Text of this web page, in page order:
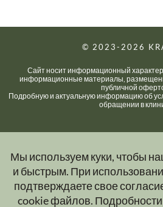
Мы используем куки, чтобы
и быстрым. При
подтверждаете свое
cookie файлов.
© 2023-2026
Сайт носит информационный характер
информационные материалы,
публичной
Подробную и актуальную информацию об
обращении в